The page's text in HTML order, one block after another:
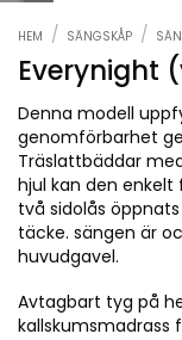
HEM / SÄNGSKÅP /
Everynight
Denna modell
genomförbarhet
Träslattbäddar
hjul kan den
två sidolås
täcke. sängen är
huvudgavel.
Avtagbart tyg på
kallskumsmadrass